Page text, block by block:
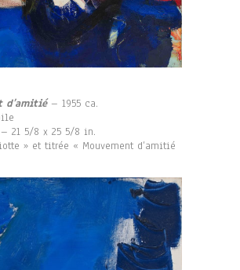
d’amitié– 1955 ca.
21 5/8 x 25 5/8 in.
» et titrée « Mouvement d’amitié